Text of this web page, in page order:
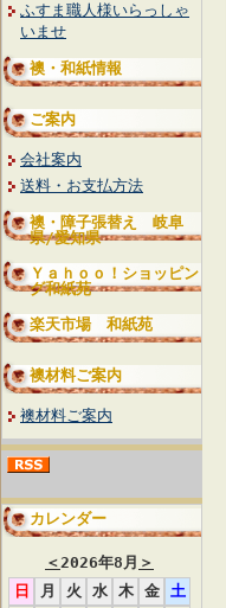
ふすま職人様いらっしゃ
いませ
襖・和紙情報
ご案内
会社案内
送料・お支払方法
襖・障子張替え 岐阜
県/愛知県
Ｙａｈｏｏ！ショッピン
グ和紙苑
楽天市場 和紙苑
襖材料ご案内
襖材料ご案内
カレンダー
＜2026年8月 ＞
日
月 火 水 木 金 土